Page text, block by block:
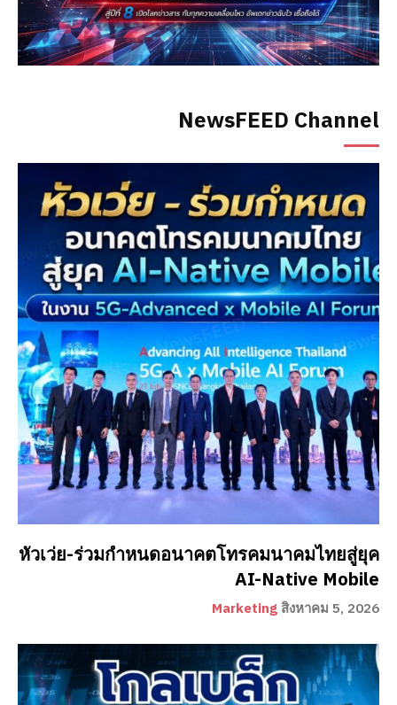
NewsFEED Channel
หัวเว่ย-ร่วมกำหนดอนาคตโทรคมนาคมไทยสู่ยุค
AI-Native Mobile
Marketing สิงหาคม 5, 2026